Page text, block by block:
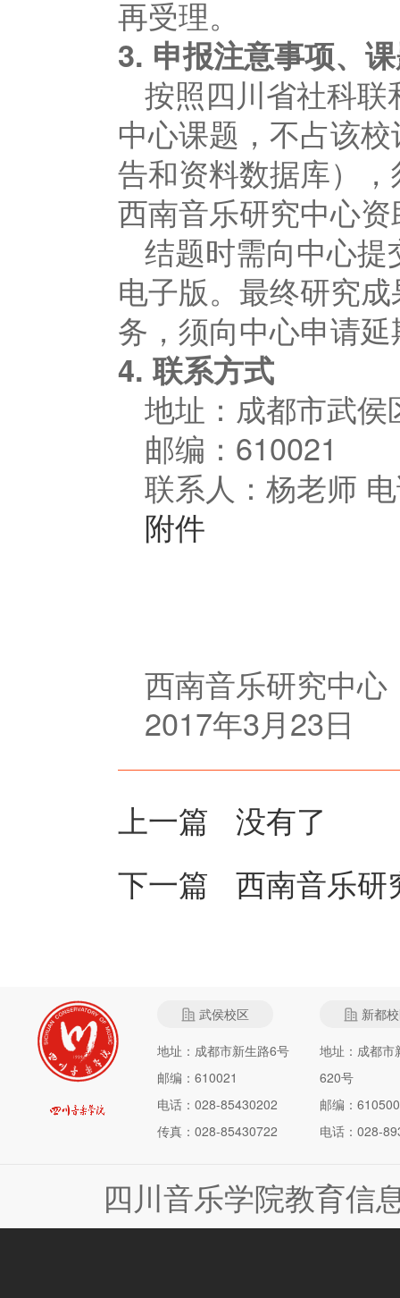
再受理。
3. 申报注意事项、
按照四川省社科
中心课题，不占该
告和资料数据库）
西南音乐研究中心
结题时需向中心
电子版。最终研究
务，须向中心申请
4.联系方式
地址：成都市武
邮编：610021
联系人：杨老师
附件
西南音乐研究中心
2017年3月23日
上一篇 没有了
下一篇 西南音乐研
武侯校区
地址：成都市新生路6号
邮编：610021
电话：028-85430202
传真：028-85430722
新都
地址：成都市
620号
邮编：610500
电话：028-
四川音乐学院教育